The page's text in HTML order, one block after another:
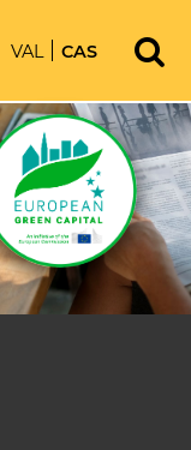
VAL CAS